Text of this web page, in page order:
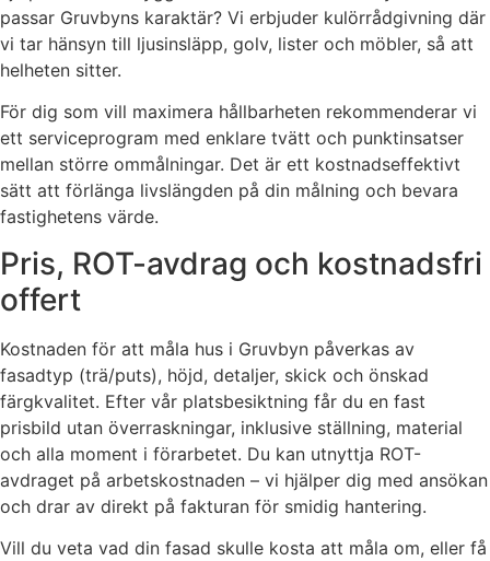
passar Gruvbyns karaktär? Vi erbjuder kulörrådgivning där
vi tar hänsyn till ljusinsläpp, golv, lister och möbler, så att
helheten sitter.
För dig som vill maximera hållbarheten rekommenderar vi
ett serviceprogram med enklare tvätt och punktinsatser
mellan större ommålningar. Det är ett kostnadseffektivt
sätt att förlänga livslängden på din målning och bevara
fastighetens värde.
Pris, ROT-avdrag och kostnadsfri
offert
Kostnaden för att måla hus i Gruvbyn påverkas av
fasadtyp (trä/puts), höjd, detaljer, skick och önskad
färgkvalitet. Efter vår platsbesiktning får du en fast
prisbild utan överraskningar, inklusive ställning, material
och alla moment i förarbetet. Du kan utnyttja ROT-
avdraget på arbetskostnaden – vi hjälper dig med ansökan
och drar av direkt på fakturan för smidig hantering.
Vill du veta vad din fasad skulle kosta att måla om, eller få